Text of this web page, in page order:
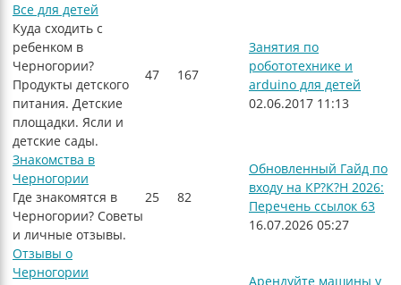
Все для детей
Куда сходить с
ребенком в
Черногории?
Продукты детского
питания. Детские
площадки. Ясли и
детские сады.
47 167
Занятия по
робототехнике и
arduino для детей
02.06.2017 11:13
Знакомства в
Черногории
Где знакомятся в
Черногории? Советы
и личные отзывы.
25 82
Обновленный Гайд по
входу на КР?К?Н 2026:
Перечень ссылок 63
16.07.2026 05:27
Отзывы о
Черногории
Арендуйте машины у